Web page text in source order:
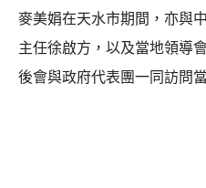
麥美娟在天水市期間，亦與
主任徐啟方，以及當地領導
後會與政府代表團一同訪問